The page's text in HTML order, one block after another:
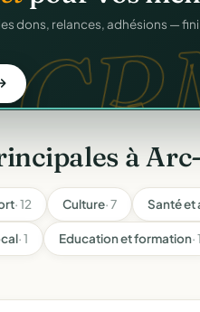
en un clic, conformes au
à
· 12 Culture· 7 Santé et
· 1 Education et formation· 1